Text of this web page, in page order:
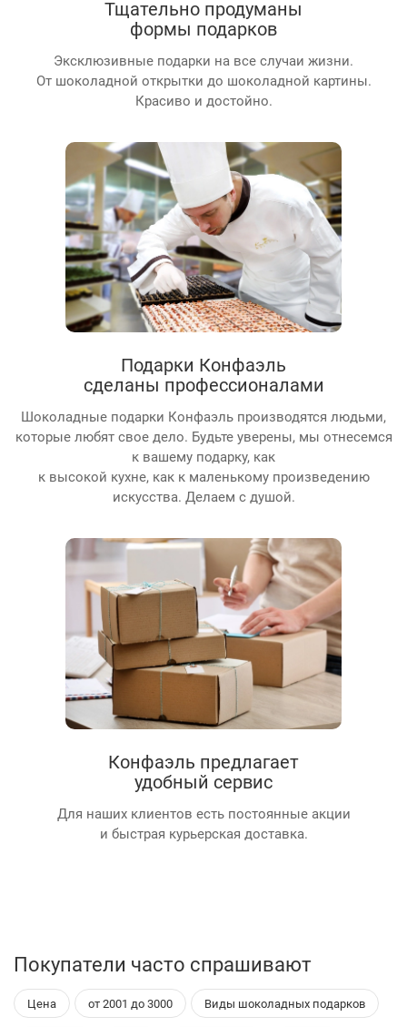
Тщательно продуманы
формы подарков
Эксклюзивные подарки на все случаи жизни.
От шоколадной открытки до шоколадной картины.
Красиво и достойно.
Подарки Конфаэль
сделаны профессионалами
Шоколадные подарки Конфаэль производятся людьми,
которые любят свое дело. Будьте уверены, мы отнесемся
к вашему подарку, как
к высокой кухне, как к маленькому произведению
искусства. Делаем с душой.
Конфаэль предлагает
удобный сервис
Для наших клиентов есть постоянные акции
и быстрая курьерская доставка.
Покупатели часто спрашивают
Цена от 2001 до 3000 Виды шоколадных подарков